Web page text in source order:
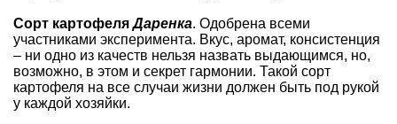
Сорт картофеляДаренка. Одобрена всеми
участниками эксперимента. Вкус, аромат, консистенция
– ни одно из качеств нельзя назвать выдающимся, но,
возможно, в этом и секрет гармонии. Такой сорт
картофеля на все случаи жизни должен быть под рукой
у каждой хозяйки.